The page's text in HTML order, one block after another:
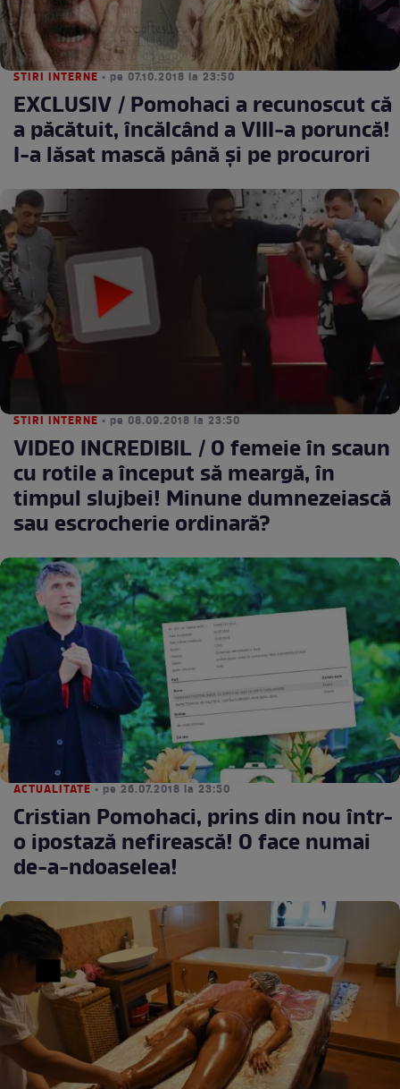
STIRI INTERNE • pe 07.10.2018 la 23:50
EXCLUSIV / Pomohaci a recunoscut că
a păcătuit, încălcând a VIII-a poruncă!
I-a lăsat mască până şi pe procurori
STIRI INTERNE • pe 08.09.2018 la 23:50
VIDEO INCREDIBIL / O femeie în scaun
cu rotile a început să meargă, în
timpul slujbei! Minune dumnezeiască
sau escrocherie ordinară?
ACTUALITATE • pe 26.07.2018 la 23:50
Cristian Pomohaci, prins din nou într-
o ipostază nefirească! O face numai
de-a-ndoaselea!